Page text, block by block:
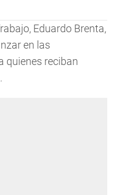
Eduardo Brenta,
en las
quienes reciban